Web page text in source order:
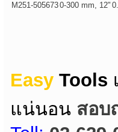
M251-5056730-300 mm, 12"
Easy Tools
แน่นอน สอบ